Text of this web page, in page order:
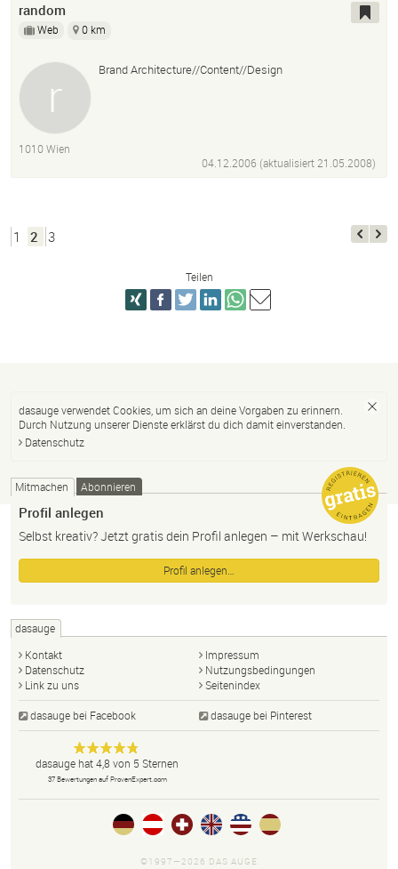
random
Web 0 km
Brand Architecture//Content//Design
1010 Wien
04.12.2006 (aktualisiert21.05.2008)
1 2 3
Teilen
dasauge verwendet Cookies, um sich an deine Vorgaben zu erinnern.
Durch Nutzung unserer Dienste erklärst du dich damit einverstanden.
Datenschutz
Mitmachen Abonnieren
Profil anlegen
Selbst kreativ? Jetzt gratis dein Profil anlegen – mit Werkschau!
Profil anlegen…
dasauge
Kontakt
Impressum
Datenschutz
Nutzungsbedingungen
Link zu uns
Seitenindex
dasauge bei Facebook dasauge bei Pinterest
dasauge
Designer,
Fotografen,
Agenturen,
Portfolios
und Jobs.
Anonym
dasauge hat4,8 von 5 Sternen
37Bewertungen auf ProvenExpert.com
©1997—2026 DAS AUGE